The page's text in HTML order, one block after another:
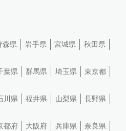
森県 岩手県 宮城県
秋田県
葉県 群馬県 埼玉県
東京都
川県 福井県 山梨県
長野県
都府 大阪府 兵庫県
奈良県